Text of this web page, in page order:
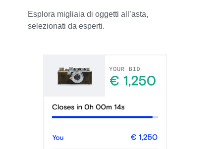
Esplora migliaia di oggetti all’asta,
selezionati da esperti.